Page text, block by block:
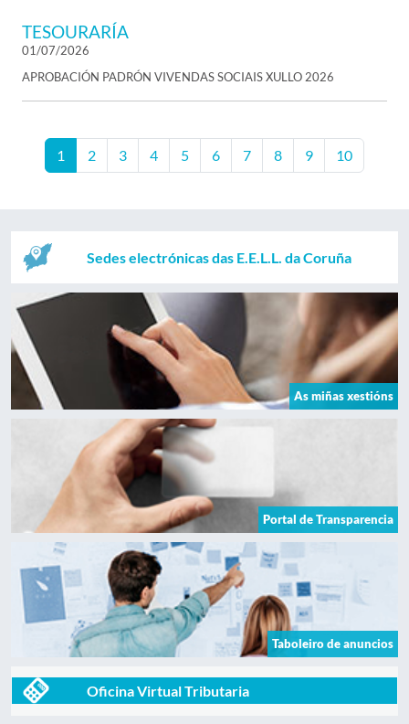
TESOURARÍA
01/07/2026
APROBACIÓN PADRÓN VIVENDAS SOCIAIS XULLO 2026
1 2 3 4 5 6 7 8 9 10
Sedes electrónicas das E.E.L.L. da Coruña
As miñas xestións
Portal de Transparencia
Taboleiro de anuncios
Oficina Virtual Tributaria